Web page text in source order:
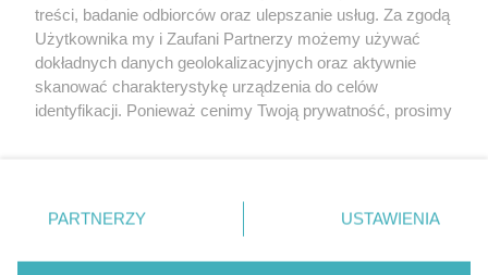
22℃
Zobacz prognozę na 3 dni
Copyright © 2022 Kurier Szczeciński sp. z o.o.
Wszelkie prawa zastrzeżone
treści, badanie odbiorców oraz ulepszanie usług. Za zgodą
Użytkownika my i Zaufani Partnerzy możemy używać
dokładnych danych geolokalizacyjnych oraz aktywnie
skanować charakterystykę urządzenia do celów
identyfikacji. Ponieważ cenimy Twoją prywatność, prosimy
prywatności znajdujący się w lewym dolnym rogu strony
. Niektóre rodzaje przetwarzania danych nie wymagają
PARTNERZY USTAWIENIA